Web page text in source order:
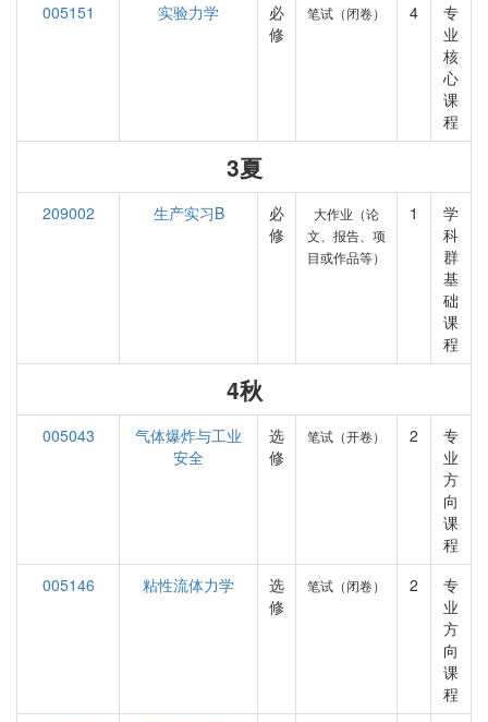
005151
实验力学
必
修
笔试（闭卷） 4
专
业
核
心
课
程
3夏
209002 生产实习B
必
修
大作业（论
文、报告、项
目或作品等）
1
学
科
群
基
础
课
程
4秋
005043
气体爆炸与工业
安全
选
修
笔试（开卷） 2
专
业
方
向
课
程
005146
粘性流体力学
选
修
笔试（闭卷） 2
专
业
方
向
课
程